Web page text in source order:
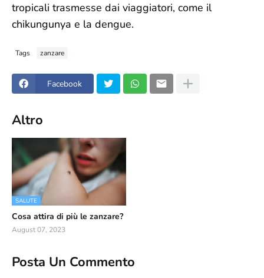
tropicali trasmesse dai viaggiatori, come il
chikungunya e la dengue.
Tags zanzare
Facebook
Altro
SALUTE
Cosa attira di più le zanzare?
August 07, 2023
Posta Un Commento